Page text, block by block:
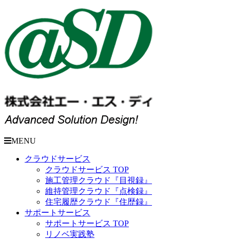
MENU
クラウドサービス
クラウドサービス TOP
施工管理クラウド『目視録』
維持管理クラウド『点検録』
住宅履歴クラウド『住歴録』
サポートサービス
サポートサービス TOP
リノベ実践塾